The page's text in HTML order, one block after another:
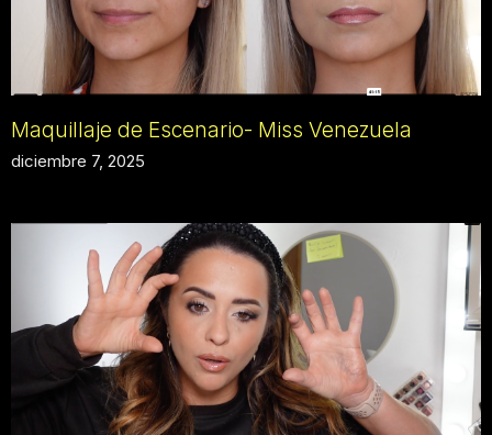
Maquillaje de Escenario- Miss Venezuela
diciembre 7, 2025